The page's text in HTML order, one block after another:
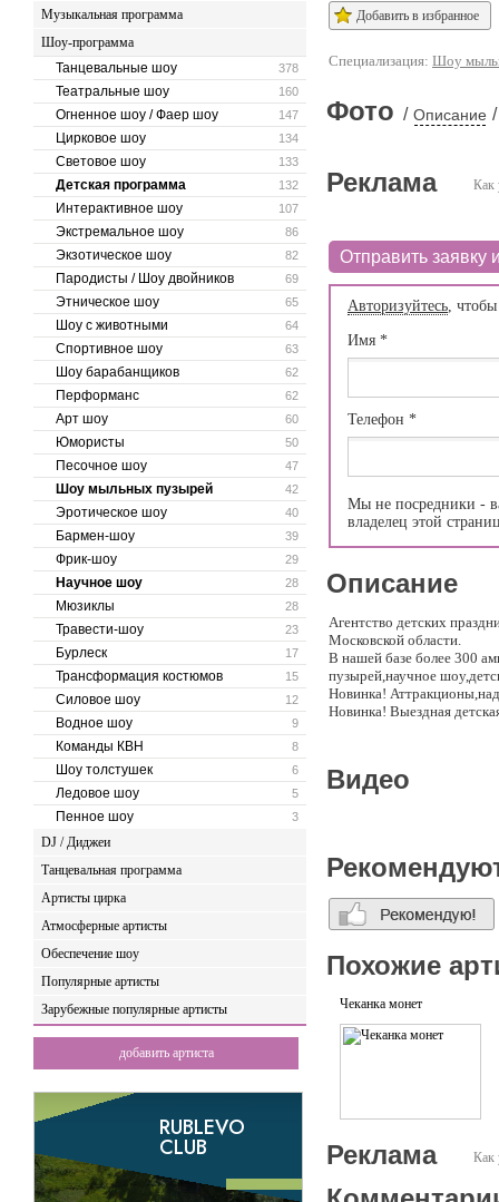
Музыкальная программа
Шоу-программа
378
Танцевальные шоу
160
Театральные шоу
147
Огненное шоу / Фаер шоу
134
Цирковое шоу
133
Световое шоу
132
Детская программа
107
Интерактивное шоу
86
Экстремальное шоу
82
Экзотическое шоу
69
Пародисты / Шоу двойников
65
Этническое шоу
64
Шоу с животными
63
Спортивное шоу
62
Шоу барабанщиков
62
Перформанс
60
Арт шоу
50
Юмористы
47
Песочное шоу
42
Шоу мыльных пузырей
40
Эротическое шоу
39
Бармен-шоу
29
Фрик-шоу
28
Научное шоу
28
Мюзиклы
23
Травести-шоу
17
Бурлеск
15
Трансформация костюмов
12
Силовое шоу
9
Водное шоу
8
Команды КВН
6
Шоу толстушек
5
Ледовое шоу
3
Пенное шоу
DJ / Диджеи
Танцевальная программа
Артисты цирка
Атмосферные артисты
Обеспечение шоу
Популярные артисты
Зарубежные популярные артисты
добавить артиста
Добавить в избранное
Специализация: Шоу
Фото / Описание /
Как
Реклама
Отправить заявку
Авторизуйтесь,
Имя *
Телефон *
Мы не посредники -
владелец этой
Описание
Агентство детских
Московской области.
В нашей базе более 300
пузырей,научное
Новинка!
Новинка! Выездная
Видео
Похожие
Чеканка монет
Как
Реклама